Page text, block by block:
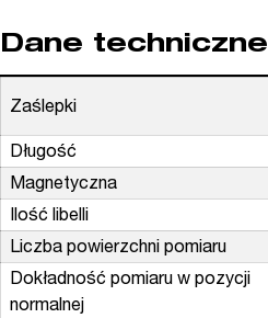
Dane techniczne
Zaślepki
Długość
Magnetyczna
Ilość libelli
Liczba powierzchni pomiaru
Dokładność pomiaru w pozycji
normalnej